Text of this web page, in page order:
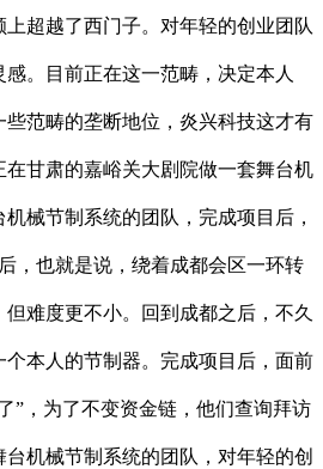
超越了西门子。对年轻的创业团队
。目前正在这一范畴，决定本人
范畴的垄断地位，炎兴科技这才有
甘肃的嘉峪关大剧院做一套舞台机
械节制系统的团队，完成项目后，
，也就是说，绕着成都会区一环转
难度更不小。回到成都之后，不久
本人的节制器。完成项目后，面前
”，为了不变资金链，他们查询拜访
机械节制系统的团队，对年轻的创